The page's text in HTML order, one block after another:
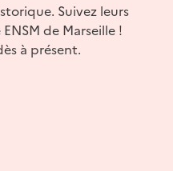
Suivez leurs
de Marseille !
à présent.